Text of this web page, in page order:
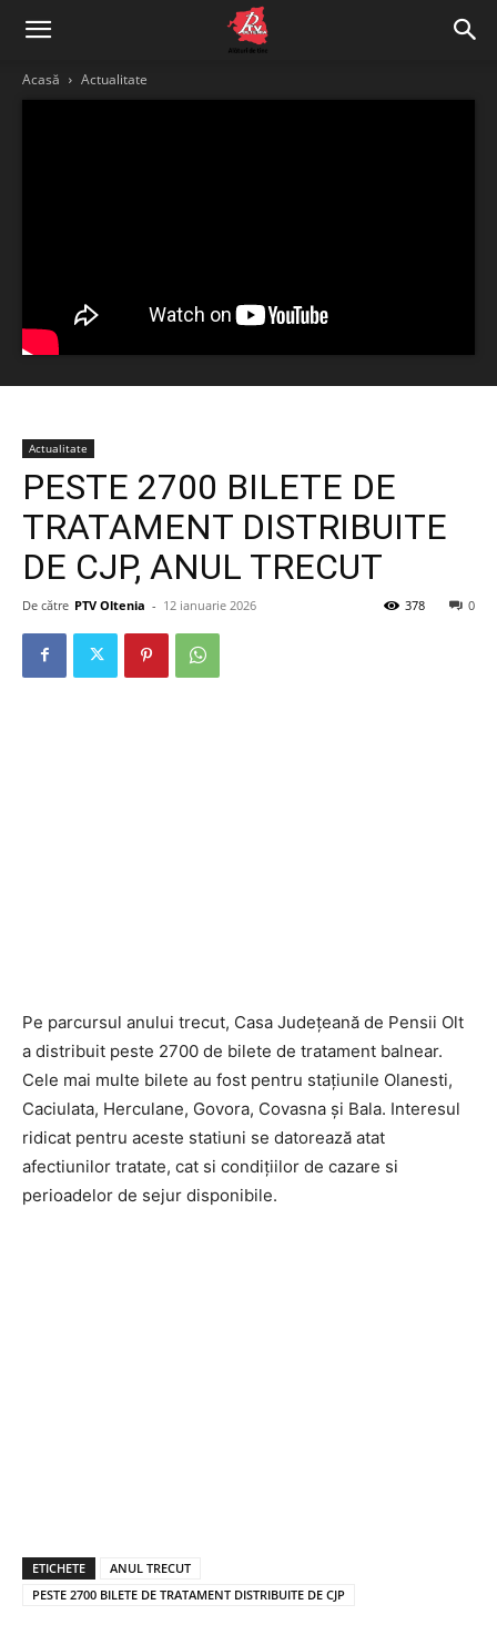
Acasă Actualitate
Actualitate
PESTE 2700 BILETE DE
TRATAMENT DISTRIBUITE
DE CJP, ANUL TRECUT
De către PTV Oltenia - 12 ianuarie 2026 0
378
Pe parcursul anului trecut, Casa Județeană de Pensii Olt
a distribuit peste 2700 de bilete de tratament balnear.
Cele mai multe bilete au fost pentru stațiunile Olanesti,
Caciulata, Herculane, Govora, Covasna și Bala. Interesul
ridicat pentru aceste statiuni se datorează atat
afectiunilor tratate, cat si condițiilor de cazare si
perioadelor de sejur disponibile.
ETICHETE
ANUL TRECUT
PESTE 2700 BILETE DE TRATAMENT DISTRIBUITE DE CJP